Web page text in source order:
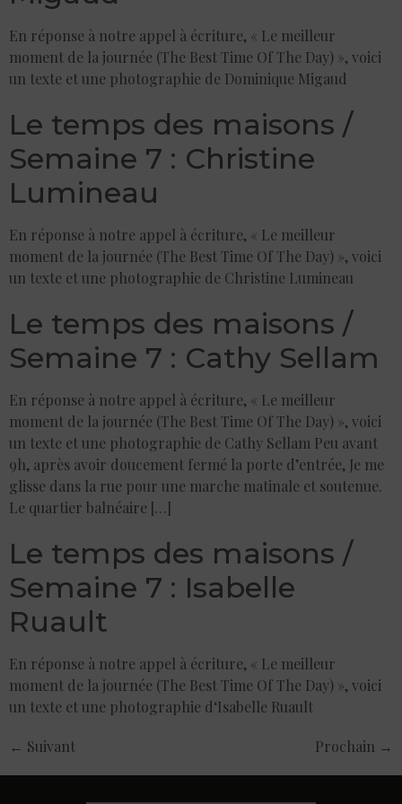
En réponse à notre appel à écriture, « Le meilleur
moment de la journée (The Best Time Of The Day) », voici
un texte et une photographie de Dominique Migaud
Le temps des maisons /
Semaine 7 : Christine
Lumineau
En réponse à notre appel à écriture, « Le meilleur
moment de la journée (The Best Time Of The Day) », voici
un texte et une photographie de Christine Lumineau
Le temps des maisons /
Semaine 7 : Cathy Sellam
En réponse à notre appel à écriture, « Le meilleur
moment de la journée (The Best Time Of The Day) », voici
un texte et une photographie de Cathy Sellam Peu avant
9h, après avoir doucement fermé la porte d’entrée, Je me
glisse dans la rue pour une marche matinale et soutenue.
Le quartier balnéaire […]
Le temps des maisons /
Semaine 7 : Isabelle
Ruault
En réponse à notre appel à écriture, « Le meilleur
moment de la journée (The Best Time Of The Day) », voici
un texte et une photographie d‘Isabelle Ruault
← Suivant Prochain →